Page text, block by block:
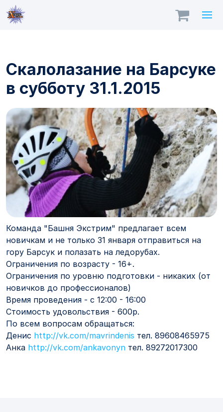
Скалолазание на Барсуке
в субботу 31.1.2015
Команда "Башня Экстрим" предлагает всем
новичкам и не только 31 января отправиться на
гору Барсук и полазать на ледорубах.
Ограничения по возрасту - 16+.
Ограничения по уровню подготовки - никаких (от
новичков до профессионалов)
Время проведения - с 12:00 - 16:00
Стоимость удовольствия - 600р.
По всем вопросам обращаться:
Денис http://vk.com/mavrindenis тел. 89608465975
Анка http://vk.com/ankavonyn тел. 89272017300